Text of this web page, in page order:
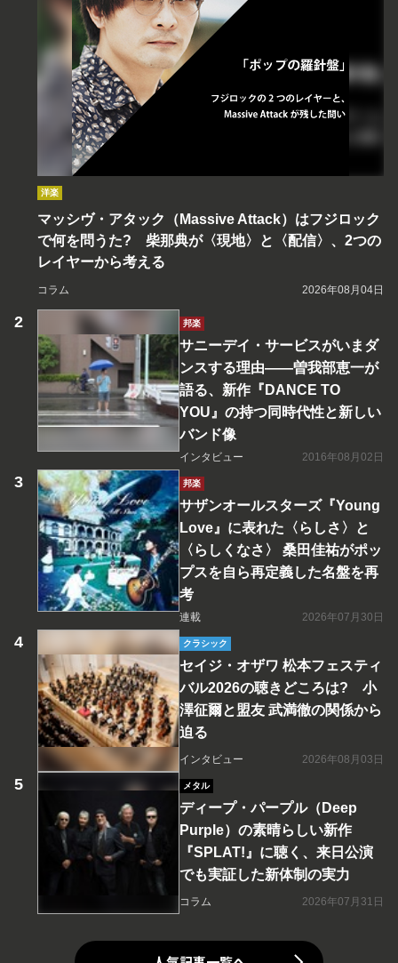
洋楽
マッシヴ・アタック（Massive Attack）はフジロック
で何を問うた? 柴那典が〈現地〉と〈配信〉、2つの
レイヤーから考える
コラム 2026年08月04日
邦楽
サニーデイ・サービスがいまダ
ンスする理由――曽我部恵一が
語る、新作『DANCE TO
YOU』の持つ同時代性と新しい
バンド像
インタビュー 2016年08月02日
邦楽
サザンオールスターズ『Young
Love』に表れた〈らしさ〉と
〈らしくなさ〉 桑田佳祐がポッ
プスを自ら再定義した名盤を再
考
連載 2026年07月30日
クラシック
セイジ・オザワ 松本フェスティ
バル2026の聴きどころは? 小
澤征爾と盟友 武満徹の関係から
迫る
インタビュー 2026年08月03日
メタル
ディープ・パープル（Deep
Purple）の素晴らしい新作
『SPLAT!』に聴く、来日公演
でも実証した新体制の実力
コラム 2026年07月31日